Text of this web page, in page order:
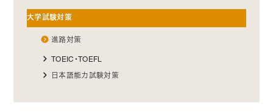
大学試験対策
進路対策
TOEIC・TOEFL
日本語能力試験対策